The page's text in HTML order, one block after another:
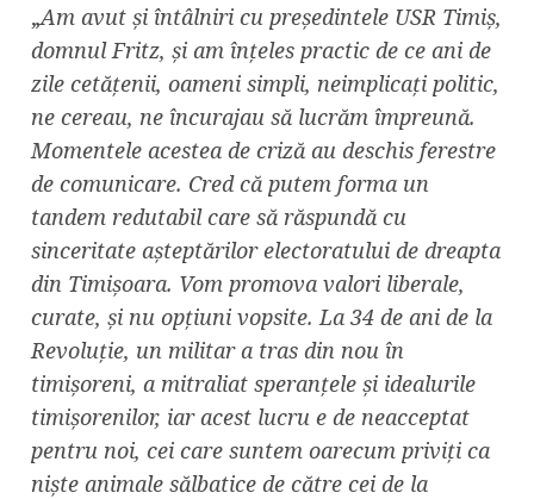
„Am avut și întâlniri cu președintele USR Timiș,
domnul Fritz, și am înțeles practic de ce ani de
zile cetățenii, oameni simpli, neimplicați politic,
ne cereau, ne încurajau să lucrăm împreună.
Momentele acestea de criză au deschis ferestre
de comunicare. Cred că putem forma un
tandem redutabil care să răspundă cu
sinceritate așteptărilor electoratului de dreapta
din Timișoara. Vom promova valori liberale,
curate, și nu opțiuni vopsite. La 34 de ani de la
Revoluție, un militar a tras din nou în
timișoreni, a mitraliat speranțele și idealurile
timișorenilor, iar acest lucru e de neacceptat
pentru noi, cei care suntem oarecum priviți ca
niște animale sălbatice de către cei de la